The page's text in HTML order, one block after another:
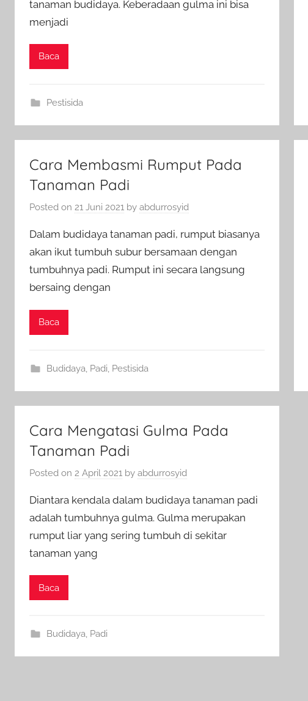
tanaman budidaya. Keberadaan gulma ini bisa
menjadi
Baca
Pestisida
Cara Membasmi Rumput Pada
Tanaman Padi
Posted on 21 Juni 2021 by abdurrosyid
Dalam budidaya tanaman padi, rumput biasanya
akan ikut tumbuh subur bersamaan dengan
tumbuhnya padi. Rumput ini secara langsung
bersaing dengan
Baca
Budidaya Padi Pestisida
Cara Mengatasi Gulma Pada
Tanaman Padi
Posted on 2 April 2021 by abdurrosyid
Diantara kendala dalam budidaya tanaman padi
adalah tumbuhnya gulma. Gulma merupakan
rumput liar yang sering tumbuh di sekitar
tanaman yang
Baca
Budidaya, Padi